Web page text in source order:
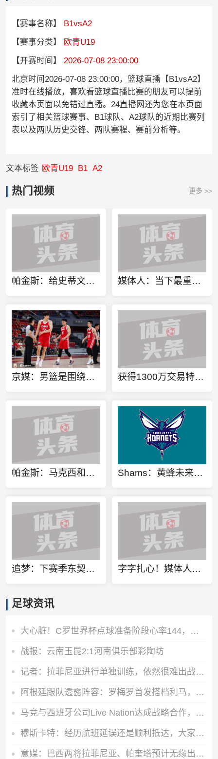
【赛事名称】
B1vsA2
【赛事分类】
欧青U19
【开赛时间】
2026-07-08 23:00:00
北京时间2026-07-08 23:00:00，篮球直播【B1vsA2】
准时在线播放，喜欢看篮球直播比赛的朋友可以提前
收藏本页面以免错过直播。24直播网还为您在本页面
索引了相关篮球赛事、B1球队、A2球队的近期比赛列
表以及两队历史交锋、两队赛程、赛前分析等。
文本标签 欧青U19 B1 A2
热门视频 更多 >>
帕金斯：给史蒂文斯评分F 他用巅峰球星换了几部iPhone和几张湿巾 媒体人：当下最重要是找对方向 做实事 做对中国篮球发展好的事
京媒：男篮是围绕内线啃阵地 还是机动灵活保持速度之间骑虎难下 获得1300万交易特例！Shams：火箭搭上3个次轮将电风扇送往黄蜂！
帕金斯：马克西和杰伦都能砍下30分 恩比德保持健康拿两双就够用 Shams：黄蜂未来7年有20个次轮签 可供交易选秀权联盟第二多
追梦：下赛季东契奇压力会飙升 之前其表现不好矛头也会指向老詹 字字扎心！媒体人：男篮一直自我麻痹 再输恐连世界杯都进不了
足球资讯
大心脏！C罗世界杯点球准备阶段心率144，进球瞬间心率飙升至157
战报：云南玉昆2:1河南俱乐部彩陶坊
记者：拉菲尼亚进行单独训练，依然很难出战对阵挪威的比赛
阿根廷跟队透露阵容：罗梅罗首发搭档利马，劳塔罗比小蜘蛛更优先
马竞与西班牙公司Live Nation达成战略合作，将开发球场娱乐业务
穆斯卡特：经历航班延误还是顺利抵达，大家好好睡觉准备明天比赛
意媒：巴西两将拉菲尼亚、帕奎塔预计无缘出战挪威